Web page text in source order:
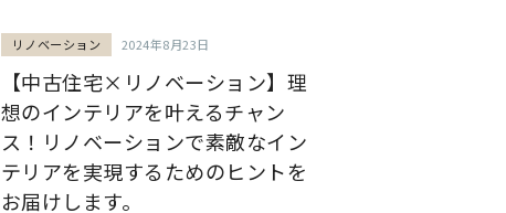
リノベーション 2024年8月23日
【中古住宅×リノベーション】理
想のインテリアを叶えるチャン
ス！リノベーションで素敵なイン
テリアを実現するためのヒントを
お届けします。